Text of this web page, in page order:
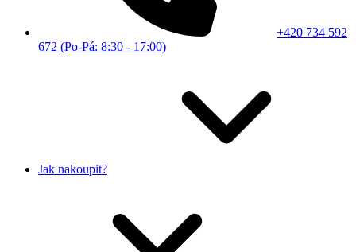
+420 734 592
672 (Po-Pá: 8:30 - 17:00)
Jak nakoupit?